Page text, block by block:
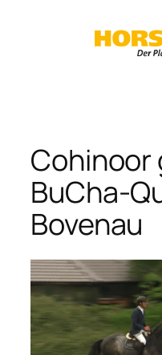
Cohinoor
BuCha-
Bovenau